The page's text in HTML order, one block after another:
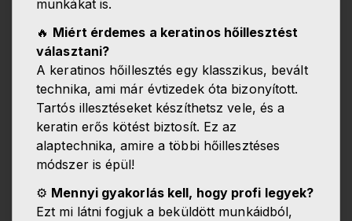
munkákat is.
🔥 Miért érdemes a keratinos hőillesztést
választani?
A keratinos hőillesztés egy klasszikus, bevált
technika, ami már évtizedek óta bizonyított.
Tartós illesztéseket készíthetsz vele, és a
keratin erős kötést biztosít. Ez az
alaptechnika, amire a többi hőillesztéses
módszer is épül!
⚙️ Mennyi gyakorlás kell, hogy profi legyek?
Ezt mi látni fogjuk a beküldött munkáidból,